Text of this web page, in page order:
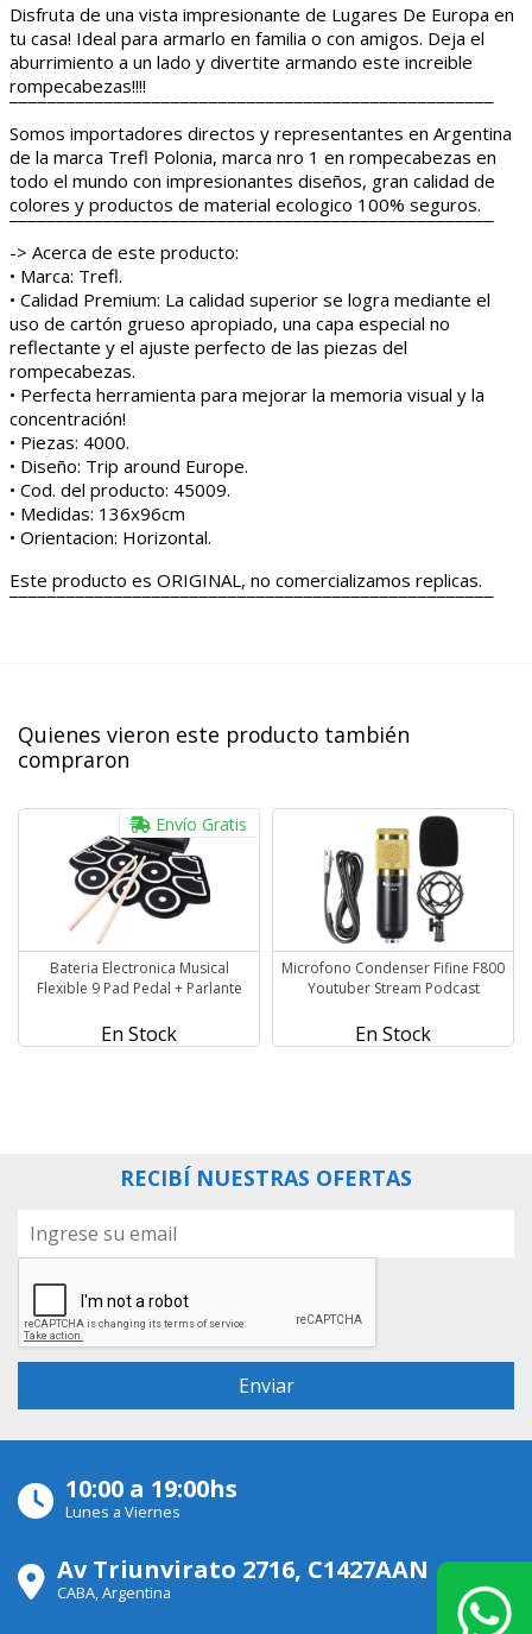
Disfruta de una vista impresionante de Lugares De Europa en
tu casa! Ideal para armarlo en familia o con amigos. Deja el
aburrimiento a un lado y divertite armando este increible
rompecabezas!!!!
¯¯¯¯¯¯¯¯¯¯¯¯¯¯¯¯¯¯¯¯¯¯¯¯¯¯¯¯¯¯¯¯¯¯¯¯¯¯¯¯¯¯¯¯¯¯¯¯¯¯¯
Somos importadores directos y representantes en Argentina
de la marca Trefl Polonia, marca nro 1 en rompecabezas en
todo el mundo con impresionantes diseños, gran calidad de
colores y productos de material ecologico 100% seguros.
¯¯¯¯¯¯¯¯¯¯¯¯¯¯¯¯¯¯¯¯¯¯¯¯¯¯¯¯¯¯¯¯¯¯¯¯¯¯¯¯¯¯¯¯¯¯¯¯¯¯¯
-> Acerca de este producto:
• Marca: Trefl.
• Calidad Premium: La calidad superior se logra mediante el
uso de cartón grueso apropiado, una capa especial no
reflectante y el ajuste perfecto de las piezas del
rompecabezas.
• Perfecta herramienta para mejorar la memoria visual y la
concentración!
• Piezas: 4000.
• Diseño: Trip around Europe.
• Cod. del producto: 45009.
• Medidas: 136x96cm
• Orientacion: Horizontal.
Este producto es ORIGINAL, no comercializamos replicas.
¯¯¯¯¯¯¯¯¯¯¯¯¯¯¯¯¯¯¯¯¯¯¯¯¯¯¯¯¯¯¯¯¯¯¯¯¯¯¯¯¯¯¯¯¯¯¯¯¯¯¯
Quienes vieron este producto también
compraron
Bateria Electronica Musical
Flexible 9 Pad Pedal + Parlante
Envío Gratis
En Stock
Microfono Condenser Fifine F800
Youtuber Stream Podcast
En Stock
RECIBÍ NUESTRAS OFERTAS
10:00 a 19:00hs
Lunes a Viernes
Av Triunvirato 2716, C1427AAN
CABA, Argentina